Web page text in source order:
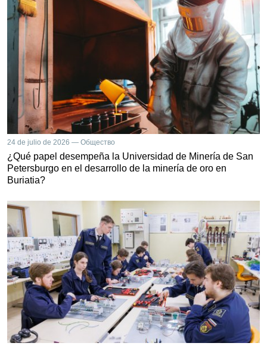
24 de julio de 2026 — Общество
¿Qué papel desempeña la Universidad de Minería de San
Petersburgo en el desarrollo de la minería de oro en
Buriatia?